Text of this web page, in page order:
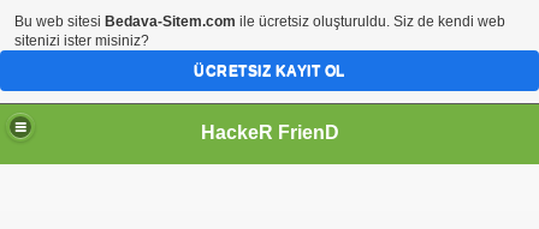
HackeR FrienD
Bu web sitesi Bedava-Sitem.com ile ücretsiz oluşturuldu. Siz de kendi web
sitenizi ister misiniz?
ÜCRETSIZ KAYIT OL